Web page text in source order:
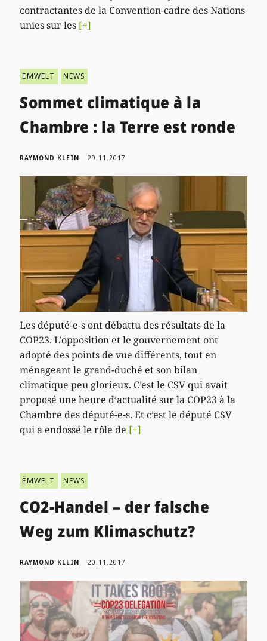
contractantes de la Convention-cadre des Nations
unies sur les [+]
ËMWELT NEWS
Sommet climatique à la
Chambre : la Terre est ronde
RAYMOND KLEIN 29.11.2017
Les député-e-s ont débattu des résultats de la
COP23. L’opposition et le gouvernement ont
adopté des points de vue différents, tout en
ménageant le grand-duché et son bilan
climatique peu glorieux. C’est le CSV qui avait
proposé une heure d’actualité sur la COP23 à la
Chambre des député-e-s. Et c’est le député CSV
qui a endossé le rôle de [+]
ËMWELT NEWS
CO2-Handel – der falsche
Weg zum Klimaschutz?
RAYMOND KLEIN 20.11.2017